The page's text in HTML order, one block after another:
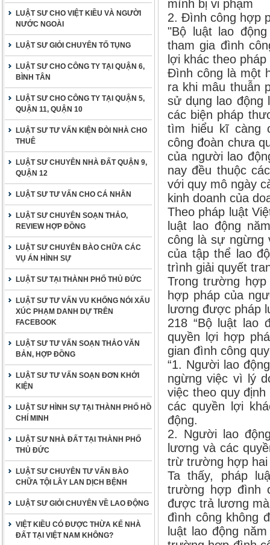
LUẬT SƯ CHO VIỆT KIỀU VÀ NGƯỜI
NƯỚC NGOÀI
LUẬT SƯ GIỎI CHUYÊN TỐ TỤNG
LUẬT SƯ CHO CÔNG TY TẠI QUẬN 6,
BÌNH TÂN
LUẬT SƯ CHO CÔNG TY TẠI QUẬN 5,
QUẬN 11, QUẬN 10
LUẬT SƯ TƯ VẤN KIỆN ĐÒI NHÀ CHO
THUÊ
LUẬT SƯ CHUYÊN NHÀ ĐẤT QUẬN 9,
QUẬN 12
LUẬT SƯ TƯ VẤN CHO CÁ NHÂN
LUẬT SƯ CHUYÊN SOẠN THẢO,
REVIEW HỢP ĐỒNG
LUẬT SƯ CHUYÊN BÀO CHỮA CÁC
VỤ ÁN HÌNH SỰ
LUẬT SƯ TẠI THÀNH PHỐ THỦ ĐỨC
LUẬT SƯ TƯ VẤN VU KHỐNG NÓI XẤU
XÚC PHẠM DANH DỰ TRÊN
FACEBOOK
LUẬT SƯ TƯ VẤN SOẠN THẢO VĂN
BẢN, HỢP ĐỒNG
LUẬT SƯ TƯ VẤN SOẠN ĐƠN KHỞI
KIỆN
LUẬT SƯ HÌNH SỰ TẠI THÀNH PHỐ HỒ
CHÍ MINH
LUẬT SƯ NHÀ ĐẤT TẠI THÀNH PHỐ
THỦ ĐỨC
LUẬT SƯ CHUYÊN TƯ VẤN BÀO
CHỮA TỘI LÂY LAN DỊCH BỆNH
LUẬT SƯ GIỎI CHUYÊN VỀ LAO ĐỘNG
VIỆT KIỀU CÓ ĐƯỢC THỪA KẾ NHÀ
ĐẤT TẠI VIỆT NAM KHÔNG?
mình bị vi phạm
2. Đình công hợp
"Bộ luật lao
tham gia đình
lợi khác theo pháp
Đình công là một
ra khi mâu thuẫn
sử dụng lao động
các biện pháp
tìm hiểu kĩ càng
công đoàn chưa
của người lao
nay đều thuộc
với quy mô ngày
kinh doanh của
Theo pháp luật
luật lao động
công là sự ngừng
của tập thể lao
trình giải quyết
Trong trường
hợp pháp của
lương được pháp
218 “Bộ luật lao
quyền lợi hợp
gian đình công
“1. Người lao
ngừng việc vì lý
việc theo quy
các quyền lợi
động.
2. Người lao
lương và các
trừ trường hợp hai
Ta thấy, pháp
trường hợp đình
được trả lương
đình công không
luật lao động